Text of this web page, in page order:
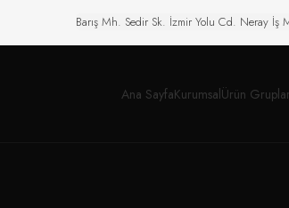
Barış Mh. Sedir Sk. İzmir Yolu Cd. Neray
Ana SayfaKurumsalÜrün